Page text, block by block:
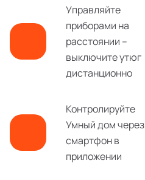
Управляйте
приборами на
расстоянии –
выключите утюг
дистанционно
Контролируйте
Умный дом через
смартфон в
приложении